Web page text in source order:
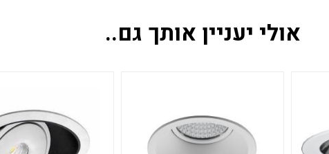
אולי יעניין אותך גם..